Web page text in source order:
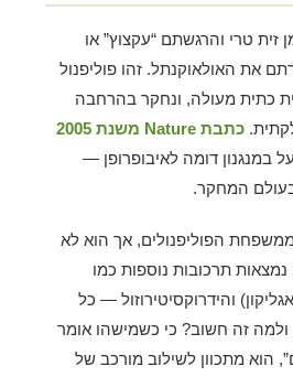
טרי והרגשתם “עקצוץ” או
את האולאוקנתל. זהו פוליפנול
כתית מעולה, ונחקר בהרחבה
כתבת Nature משנת 2005
במנגנון דומה לאיבופרופן —
המחקר.
הפוליפנולים, אך הוא לא
נמצאות תרכובות נוספות כמו
והידרוקסיטירוזול — כל
זה חשוב? כי כשמישהו אומר
הוא מתכוון לשילוב מורכב של